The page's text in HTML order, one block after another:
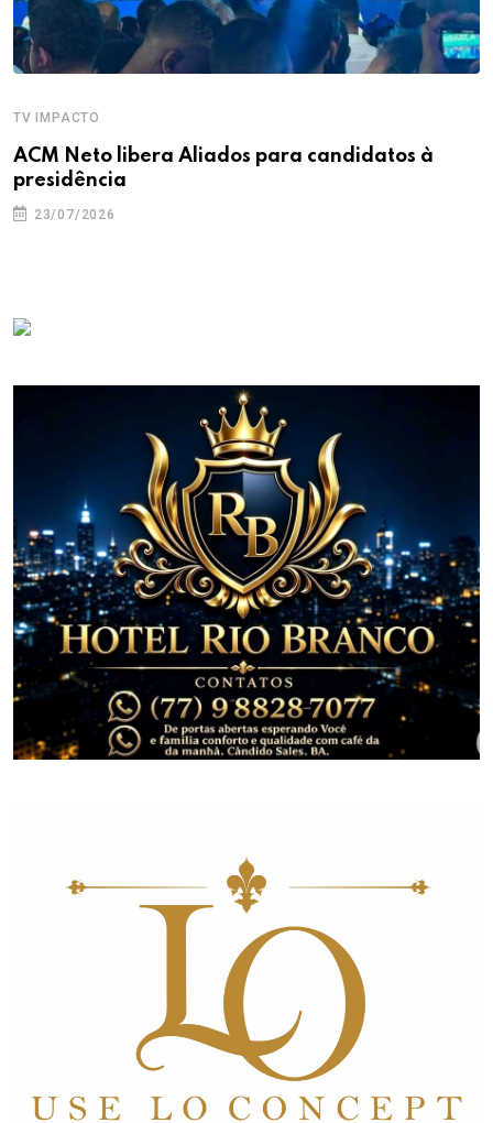
TV IMPACTO
ACM Neto libera Aliados para candidatos à
presidência
23/07/2026